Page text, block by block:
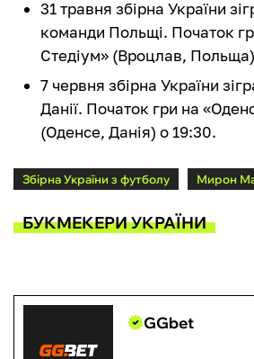
31 травня збірна України
команди Польщі. Початок
Стедіум» (Вроцлав,
7 червня збірна України
Данії. Початок гри на
(Оденсе, Данія) о 19:30.
Збірна України з футболу Мирон
БУКМЕКЕРИ УКРАЇНИ
GGbet